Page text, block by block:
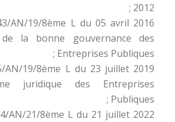
2012 ;
AN/19/8ème L du 05 avril 2016
la bonne gouvernance des
Entreprises Publiques ;
AN/19/8ème L du 23 juillet 2019
juridique des Entreprises
Publiques ;
AN/21/8ème L du 21 juillet 2022